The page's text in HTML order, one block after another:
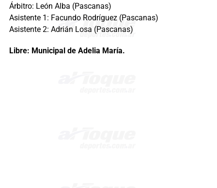
Árbitro: León Alba (Pascanas)
Asistente 1: Facundo Rodríguez (Pascanas)
Asistente 2: Adrián Losa (Pascanas)
Libre: Municipal de Adelia María.